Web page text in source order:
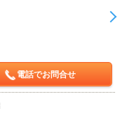
電話でお問合せ